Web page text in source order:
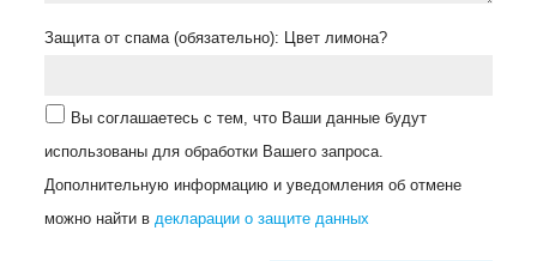
Защита от спама (обязательно): Цвет лимона?
Вы соглашаетесь с тем, что Ваши данные будут
использованы для обработки Вашего запроса.
Дополнительную информацию и уведомления об отмене
можно найти в декларации о защите данных